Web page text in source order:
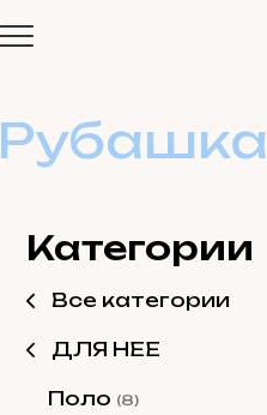
Рубашка
Категории
Все категории
ДЛЯ НЕЕ
Поло (8)